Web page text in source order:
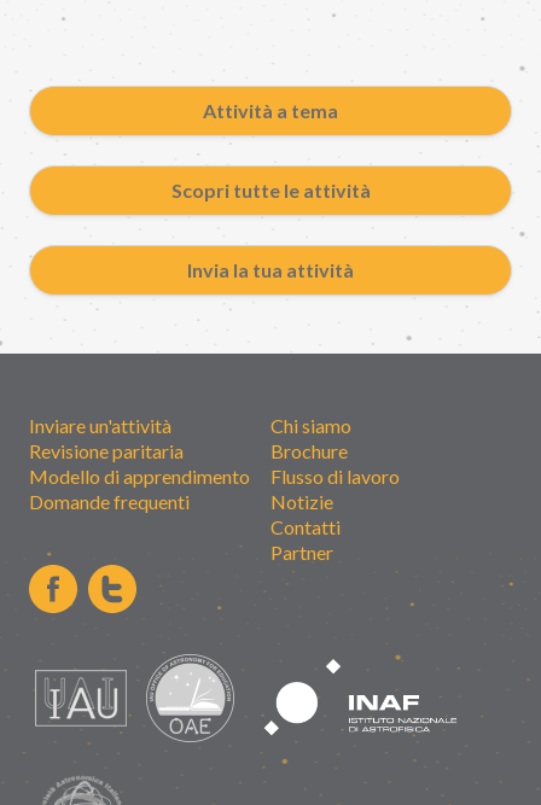
Attività a tema
Scopri tutte le attività
Invia la tua attività
Inviare un'attività
Revisione paritaria
Modello di apprendimento
Domande frequenti
Chi siamo
Brochure
Flusso di lavoro
Notizie
Contatti
Partner